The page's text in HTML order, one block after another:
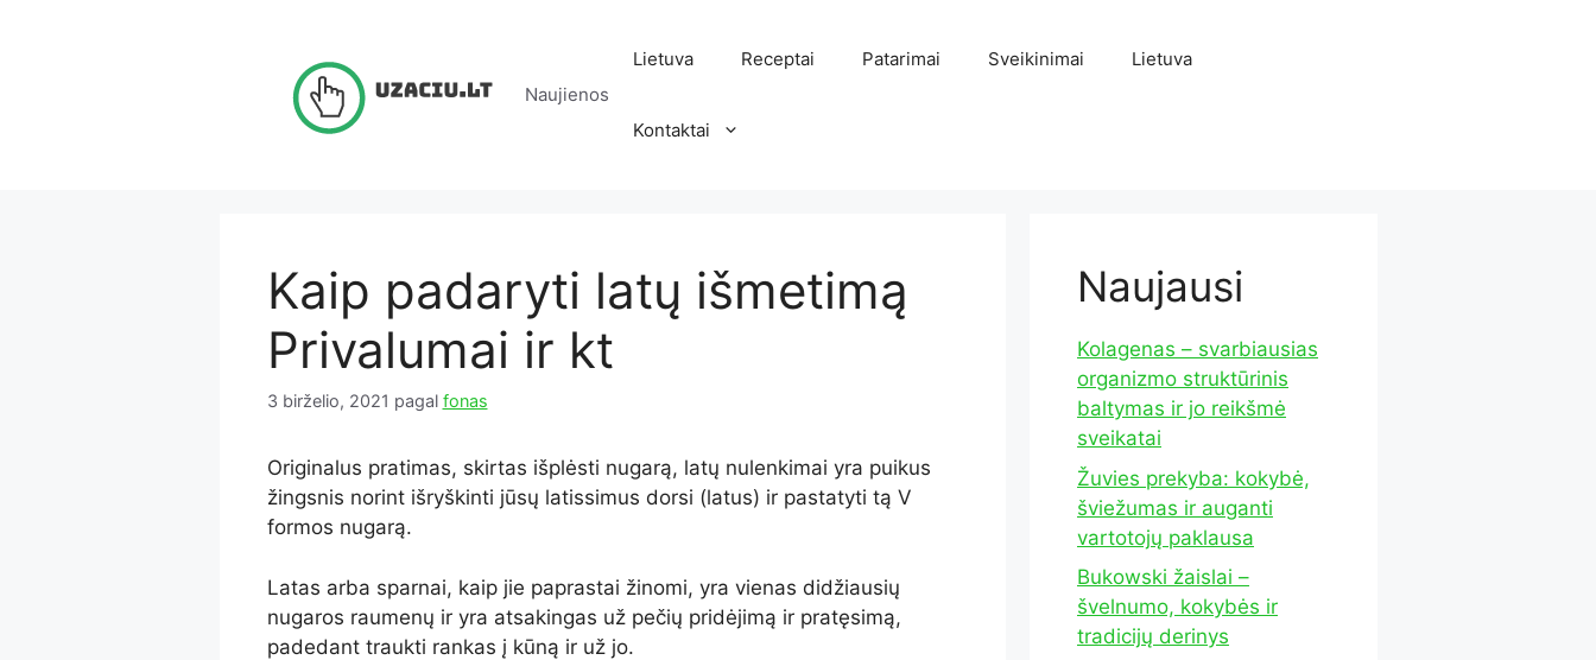
Naujienos
Lietuva Receptai Patarimai Sveikinimai Lietuva
Kontaktai
Kaip padaryti latų išmetimą
Privalumai ir kt
3 birželio, 2021 pagal fonas
Originalus pratimas, skirtas išplėsti nugarą, latų nulenkimai yra puikus
žingsnis norint išryškinti jūsų latissimus dorsi (latus) ir pastatyti tą V
formos nugarą.
Latas arba sparnai, kaip jie paprastai žinomi, yra vienas didžiausių
nugaros raumenų ir yra atsakingas už pečių pridėjimą ir pratęsimą,
padedant traukti rankas į kūną ir už jo.
Naujausi
Kolagenas – svarbiausias
organizmo struktūrinis
baltymas ir jo reikšmė
sveikatai
Žuvies prekyba: kokybė,
šviežumas ir auganti
vartotojų paklausa
Bukowski žaislai –
švelnumo, kokybės ir
tradicijų derinys